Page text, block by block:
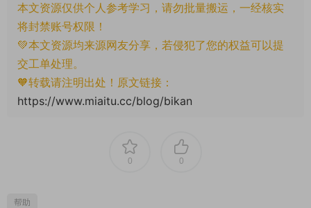
本文资源仅供个人参考学习，请勿批量搬运，一经核实
将封禁账号权限！
💚本文资源均来源网友分享，若侵犯了您的权益可以提
交工单处理。
🧡转载请注明出处！原文链接：
https://www.miaitu.cc/blog/bikan
0 0
帮助